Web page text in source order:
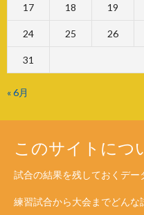
17 18 19
24 25 26
31
« 6月
このサイトにつ
試合の結果を残しておくデー
練習試合から大会までどんな